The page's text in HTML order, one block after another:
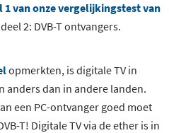
1 van onze vergelijkingstest van
2: DVB-T ontvangers.
opmerkten, is digitale TV in
anders dan in andere landen.
een PC-ontvanger goed moet
T! Digitale TV via de ether is in